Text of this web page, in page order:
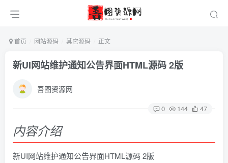
首页 网站源码 其它源码 正文
新UI网站维护通知公告界面HTML源码 2版
吾图资源网
0 144 47
内容介绍
新UI网站维护通知公告界面HTML源码 2版